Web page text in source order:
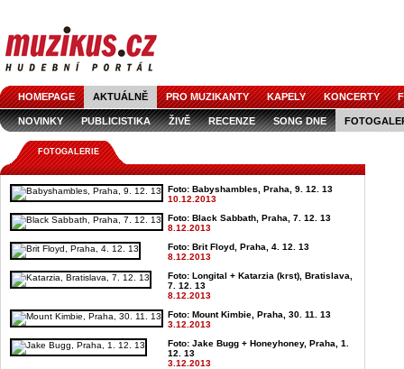
HOMEPAGE AKTUÁLNĚ PRO MUZIKANTY KAPELY KONCERTY
NOVINKY PUBLICISTIKA ŽIVĚ RECENZE SONG DNE
FOTOGALERIE
Foto: Babyshambles, Praha, 9. 12. 13
10.12.2013
Foto: Black Sabbath, Praha, 7. 12. 13
8.12.2013
Foto: Brit Floyd, Praha, 4. 12. 13
8.12.2013
Foto: Longital + Katarzia (krst), Bratislava,
7. 12. 13
8.12.2013
Foto: Mount Kimbie, Praha, 30. 11. 13
3.12.2013
Foto: Jake Bugg + Honeyhoney, Praha, 1.
12. 13
3.12.2013